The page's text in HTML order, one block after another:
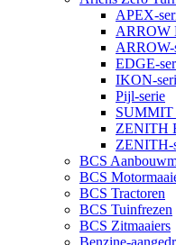
APEX-
ARROW
ARROW-
EDGE-
IKON-
Pijl-serie
SUMMIT
ZENITH
ZENITH-
BCS
BCS
BCS Tractoren
BCS Tuinfrezen
BCS Zitmaaiers
Benzine-